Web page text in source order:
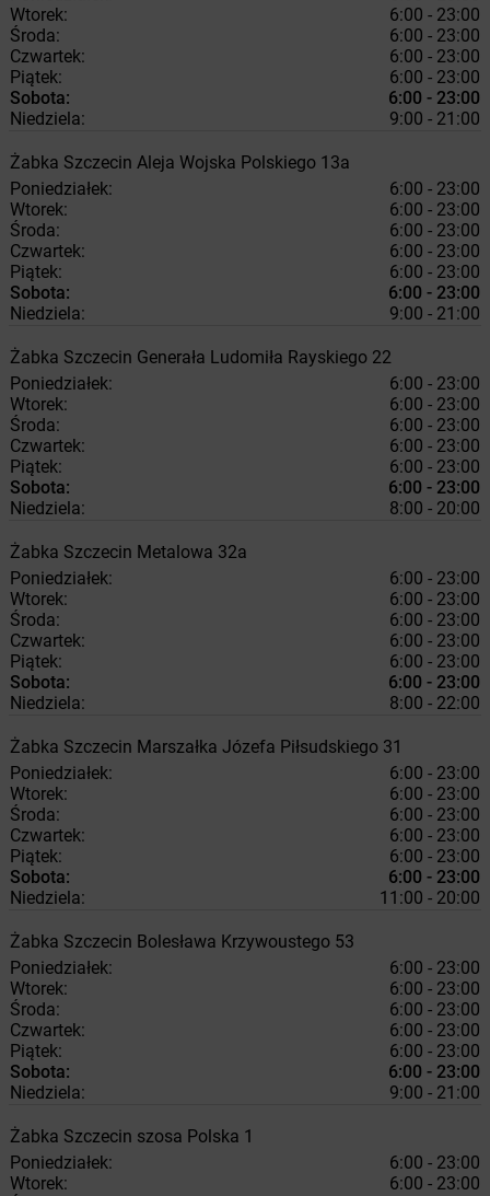
Wtorek:
6:00 - 23:00
Środa:
6:00 - 23:00
Czwartek:
6:00 - 23:00
Piątek:
6:00 - 23:00
Sobota:
6:00 - 23:00
Niedziela:
9:00 - 21:00
Żabka Szczecin Aleja Wojska Polskiego 13a
Poniedziałek:
6:00 - 23:00
Wtorek:
6:00 - 23:00
Środa:
6:00 - 23:00
Czwartek:
6:00 - 23:00
Piątek:
6:00 - 23:00
Sobota:
6:00 - 23:00
Niedziela:
9:00 - 21:00
Żabka Szczecin Generała Ludomiła Rayskiego 22
Poniedziałek:
6:00 - 23:00
Wtorek:
6:00 - 23:00
Środa:
6:00 - 23:00
Czwartek:
6:00 - 23:00
Piątek:
6:00 - 23:00
Sobota:
6:00 - 23:00
Niedziela:
8:00 - 20:00
Żabka Szczecin Metalowa 32a
Poniedziałek:
6:00 - 23:00
Wtorek:
6:00 - 23:00
Środa:
6:00 - 23:00
Czwartek:
6:00 - 23:00
Piątek:
6:00 - 23:00
Sobota:
6:00 - 23:00
Niedziela:
8:00 - 22:00
Żabka Szczecin Marszałka Józefa Piłsudskiego 31
Poniedziałek:
6:00 - 23:00
Wtorek:
6:00 - 23:00
Środa:
6:00 - 23:00
Czwartek:
6:00 - 23:00
Piątek:
6:00 - 23:00
Sobota:
6:00 - 23:00
Niedziela:
11:00 - 20:00
Żabka Szczecin Bolesława Krzywoustego 53
Poniedziałek:
6:00 - 23:00
Wtorek:
6:00 - 23:00
Środa:
6:00 - 23:00
Czwartek:
6:00 - 23:00
Piątek:
6:00 - 23:00
Sobota:
6:00 - 23:00
Niedziela:
9:00 - 21:00
Żabka Szczecin szosa Polska 1
Poniedziałek:
6:00 - 23:00
Wtorek:
6:00 - 23:00